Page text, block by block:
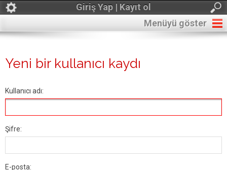
Giriş Yap | Kayıt ol
Menüyü göster
Yeni bir kullanıcı kaydı
Kullanıcı adı:
Şifre:
E-posta: